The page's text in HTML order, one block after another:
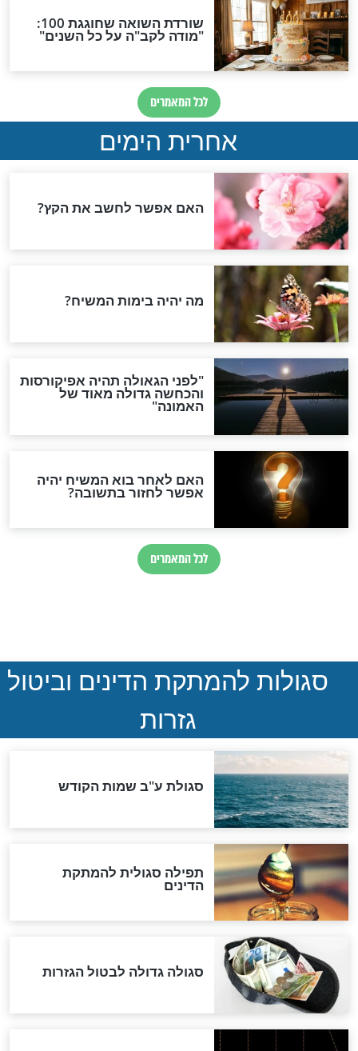
- הלילה של השנה
זה הסוד העצום שטמון
לליל הסדר
פסח
מה כל כך מיוחד בחודש
חדשות יהדות
הותר לפרסום: לוחמי מילואים
נהרגו בדרום לבנון
ההסכם החשאי של טראמפ
שורדת השואה שחוגגת 100:
"מודה לקב"ה על כל השנים"
לכל המאמרים
אחרית הימים
האם אפשר לחשב את הקץ?